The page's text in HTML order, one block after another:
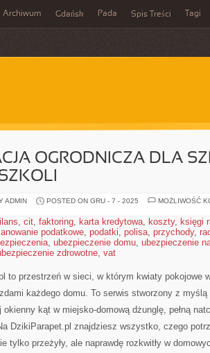
Archiwum Gdańsk Pada Spis Treści Tagi
OGRODNICZA DLA
ADMIN POSTED ON GRU - 7 - 2025
MOŻLIWOŚĆ
, cit, faktoring, karta kredytowa, koszty, księgi
podatkowe, podatki, polisa, przychody,
, ubezpieczenie domu, ubezpieczenie
zdrowotne, vat
to przestrzeń w sieci, w którym kwiaty pokojowe
każdego domu. To serwis stworzony z
okienny kąt w miejsko-domową dżunglę, pełną
DzikiParapet.pl znajdziesz wszystko, czego
tylko przeżyły, ale naprawdę rozkwitły w